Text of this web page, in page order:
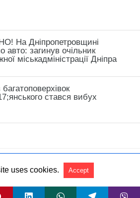
На Дніпропетровщині
авто: загинув очільник
міськадміністрації Дніпра
багатоповерхівок
стався вибух
View Non-AMP Version
uses cookies. Accept